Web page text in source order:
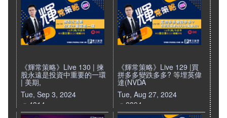
《輝常策略》Live 130 | 揀
股永遠是投資中重要的一環
| 美期,
Tue, Sep 3, 2024
4314
《輝常策略》Live 129 |買
拼多多變跌多多? 等埋英偉
達(NVDA
Tue, Aug 27, 2024
2894